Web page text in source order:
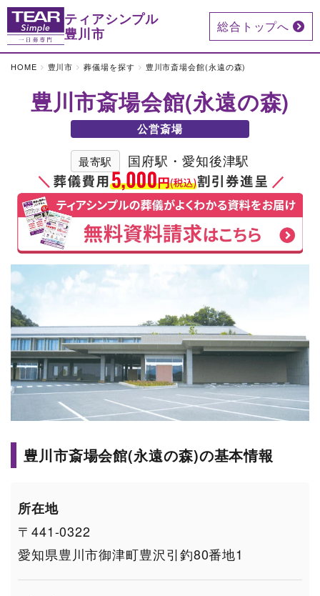
ティアシンプル
豊川市
総合トップへ
HOME 豊川市 葬儀場を探す 豊川市斎場会館(永遠の森)
豊川市斎場会館(永遠の森)
公営斎場
最寄駅 国府駅・愛知後津駅
豊川市斎場会館(永遠の森)の基本情報
所在地
〒441-0322
愛知県豊川市御津町豊沢引釣80番地1